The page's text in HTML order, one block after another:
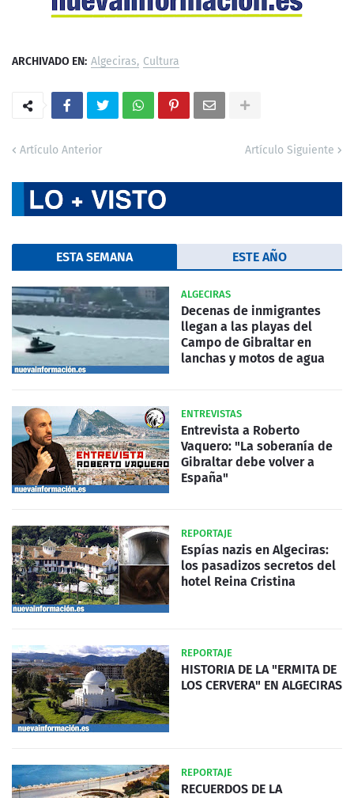
ARCHIVADO EN: Algeciras Cultura
Artículo Anterior Artículo Siguiente
ESTA SEMANA ESTE AÑO
ALGECIRAS
Decenas de inmigrantes
llegan a las playas del
Campo de Gibraltar en
lanchas y motos de agua
ENTREVISTAS
Entrevista a Roberto
Vaquero: "La soberanía de
Gibraltar debe volver a
España"
REPORTAJE
Espías nazis en Algeciras:
los pasadizos secretos del
hotel Reina Cristina
REPORTAJE
HISTORIA DE LA "ERMITA DE
LOS CERVERA" EN ALGECIRAS
REPORTAJE
RECUERDOS DE LA